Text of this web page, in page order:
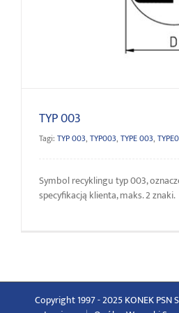
TYP 003
Tagi: TYP 003, TYP003, TYPE 003,
Symbol recyklingu typ 003,
specyfikacją klienta, maks. 2 znaki.
Copyright 1997 - 2025 KONEK PSN